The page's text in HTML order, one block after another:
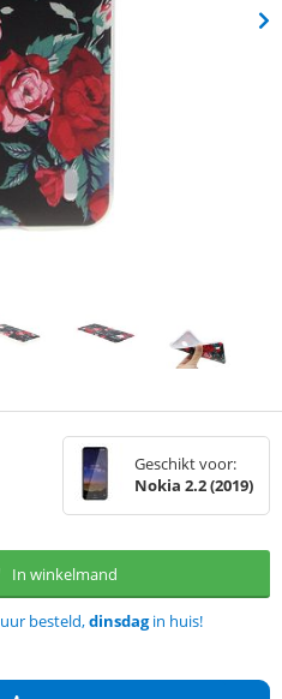
Geschikt voor:
Nokia 2.2 (2019)
In winkelmand
uur besteld,dinsdagin huis!